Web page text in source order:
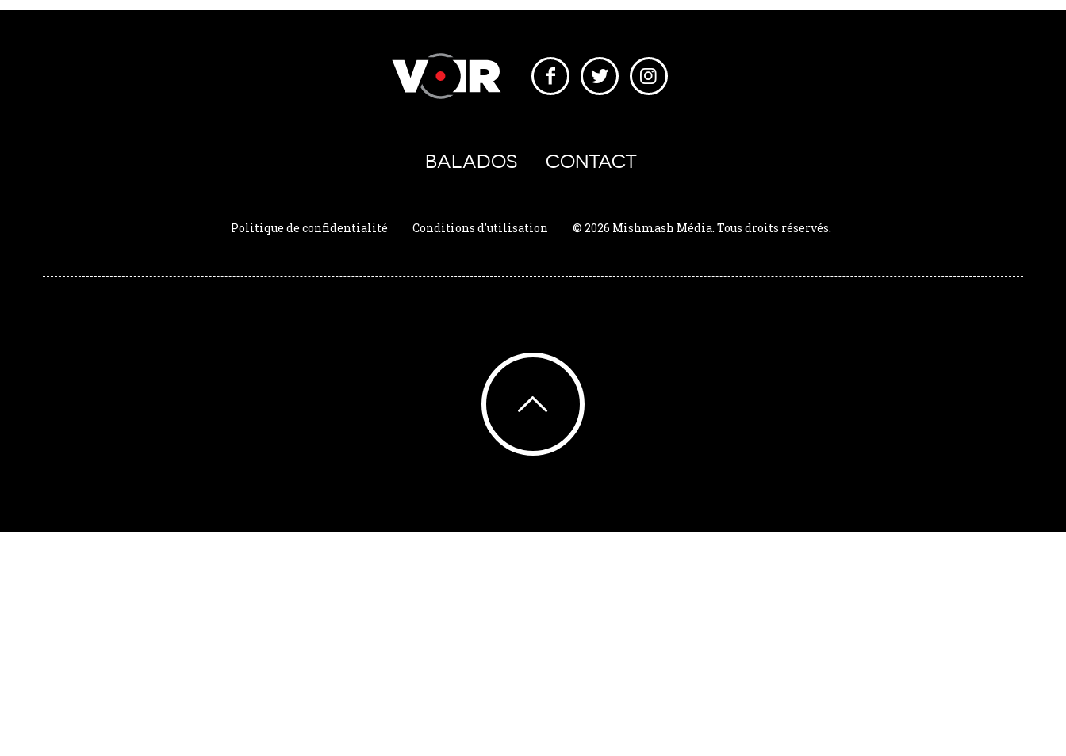
BALADOS CONTACT
Politique de confidentialité Conditions d'utilisation © 2026 Mishmash Média. Tous droits réservés.